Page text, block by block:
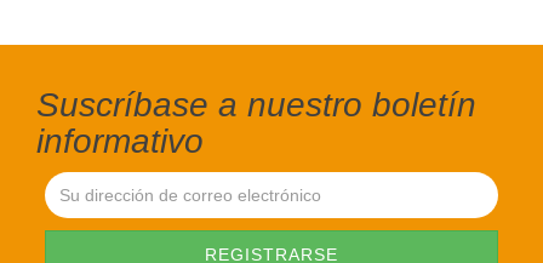
Suscríbase a nuestro boletín
informativo